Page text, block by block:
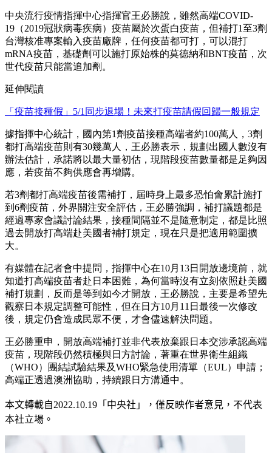
中央流行疫情指揮中心指揮官王必勝說，雖然高端COVID-
19（2019冠狀病毒疾病）疫苗屬於次蛋白疫苗，但補打1至3劑
台灣核准專案輸入疫苗廠牌，任何疫苗都可打，可以混打
mRNA疫苗，基礎劑可以施打原始株的莫德納和BNT疫苗，次
世代疫苗只能當追加劑。
延伸閱讀
「疫苗接種假」5/1同步退場！未來打疫苗請假回歸一般規定
據指揮中心統計，國內第1劑疫苗接種高端者約100萬人，3劑
都打高端疫苗則有30幾萬人，王必勝表示，規劃出國人數沒有
辦法估計，承諾將以最大量初估，現階段疫苗數量都是足夠因
應，若疫苗不夠供應會再增購。
若3劑都打高端疫苗後需補打，屆時身上最多恐怕會累計施打
到6劑疫苗，外界關注安全評估，王必勝強調，補打議題都是
經過專家會議討論結果，接種間隔並不是隨意制定，都是比照
過去開放打高端赴美國者補打規定，現在只是把適用範圍擴
大。
有媒體在記者會中提問，指揮中心在10月13日開放邊境前，就
知道打高端疫苗者赴日本困難，為何當時沒有立刻依照赴美國
補打規劃，反而是等到如今才開放，王必勝說，主要是希望先
觀察日本規定調整可能性，但在日方10月11日最後一次修改
後，規定仍會造成民眾不便，才會儘速解決問題。
王必勝重申，開放高端補打並非代表放棄跟日本交涉承認高端
疫苗，現階段仍然積極與日方討論，著重在世界衛生組織
（WHO）團結試驗結果及WHO緊急使用清單（EUL）申請；
高端正透過澳洲協助，持續跟日方溝通中。
本文轉載自2022.10.19 「中央社」
，僅反映作者意見，不代表
本社立場。